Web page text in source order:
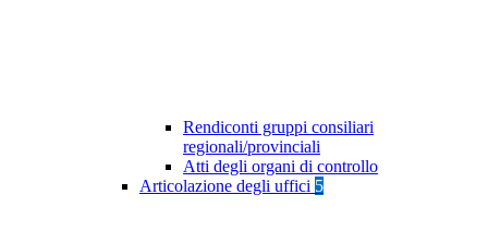
Rendiconti gruppi consiliari
regionali/provinciali
Atti degli organi di controllo
Articolazione degli uffici 5